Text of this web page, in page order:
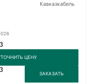
Кавказкабель
ЦЕНУ
ЗАКАЗАТЬ